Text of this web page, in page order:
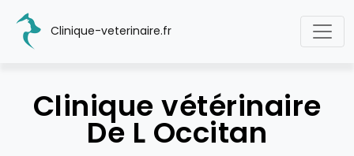
Clinique-veterinaire.fr
Clinique vétérinaire
De L Occitan